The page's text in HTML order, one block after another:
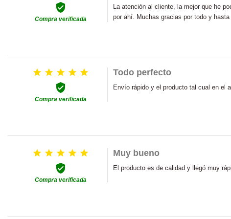

Compra verificada
La atención al cliente, la mejor que he
por ahí. Muchas gracias por todo y hasta
    

Compra verificada
Todo perfecto
Envío rápido y el producto tal cual en el
    

Compra verificada
Muy bueno
El producto es de calidad y llegó muy